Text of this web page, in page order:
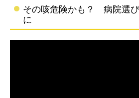
その咳危険かも？ 病院選
に